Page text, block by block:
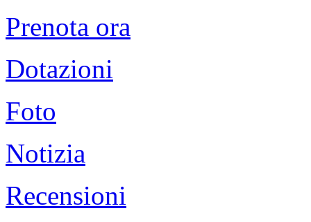
Prenota ora
Dotazioni
Foto
Notizia
Recensioni